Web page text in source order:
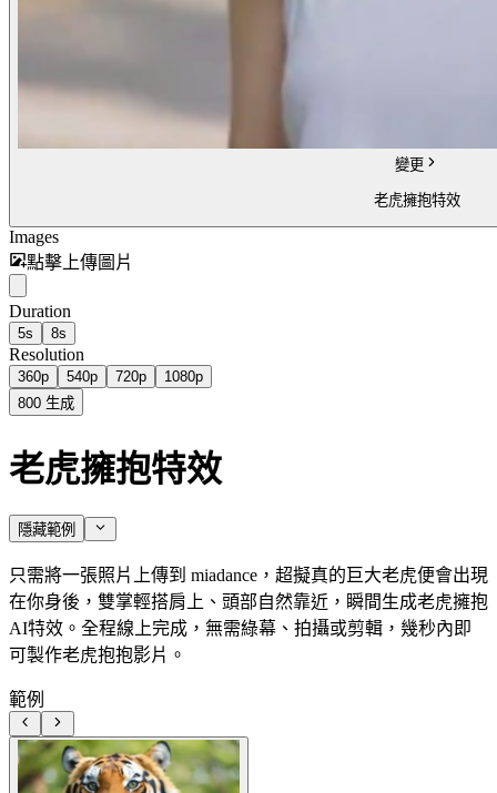
變更
老虎擁抱特效
Images
點擊上傳圖片
Duration
5s 8s
Resolution
360p 540p 720p
1080p
800 生成
老虎擁抱特效
隱藏範例
只需將一張照片上傳到 miadance，超擬真的巨大老虎便會出現
在你身後，雙掌輕搭肩上、頭部自然靠近，瞬間生成老虎擁抱
AI特效。全程線上完成，無需綠幕、拍攝或剪輯，幾秒內即
可製作老虎抱抱影片。
範例